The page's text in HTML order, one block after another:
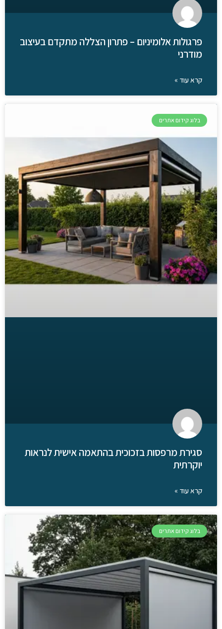
פרגולות אלומיניום – פתרון הצללה מתקדם בעיצוב
מודרני
קרא עוד »
בלוג קידום אתרים
סגירת מרפסות בזכוכית בהתאמה אישית לנראות
יוקרתית
קרא עוד »
בלוג קידום אתרים